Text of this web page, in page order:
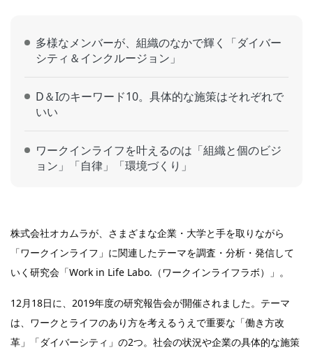
多様なメンバーが、組織のなかで輝く「ダイバー
シティ＆インクルージョン」
D＆Iのキーワード10。具体的な施策はそれぞれで
いい
ワークインライフを叶えるのは「組織と個のビジ
ョン」「自律」「環境づくり」
株式会社オカムラが、さまざまな企業・大学と手を取りながら
「ワークインライフ」に関連したテーマを調査・分析・発信して
いく研究会「Work in Life Labo.（ワークインライフラボ）」。
12月18日に、2019年度の研究報告会が開催されました。テーマ
は、ワークとライフのあり方を考えるうえで重要な「働き方改
革」「ダイバーシティ」の2つ。社会の状況や企業の具体的な施策